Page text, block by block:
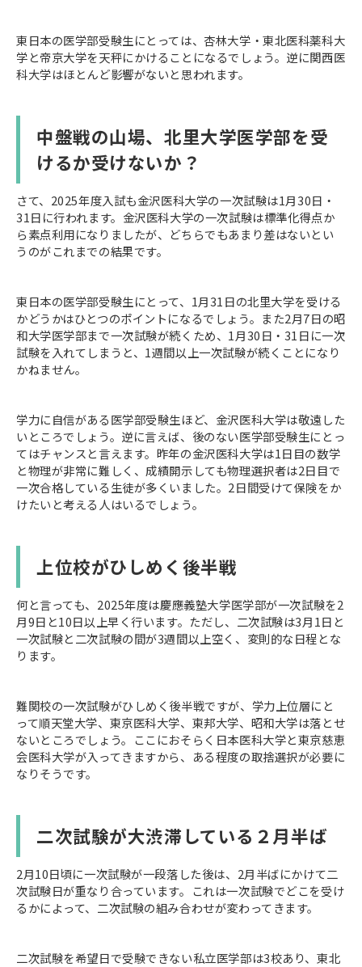
東日本の医学部受験生にとっては、杏林大学・東北医科薬科大
学と帝京大学を天秤にかけることになるでしょう。逆に関西医
科大学はほとんど影響がないと思われます。
中盤戦の山場、北里大学医学部を受
けるか受けないか？
さて、2025年度入試も金沢医科大学の一次試験は1月30日・
31日に行われます。金沢医科大学の一次試験は標準化得点か
ら素点利用になりましたが、どちらでもあまり差はないとい
うのがこれまでの結果です。
東日本の医学部受験生にとって、1月31日の北里大学を受ける
かどうかはひとつのポイントになるでしょう。また2月7日の昭
和大学医学部まで一次試験が続くため、1月30日・31日に一次
試験を入れてしまうと、1週間以上一次試験が続くことになり
かねません。
学力に自信がある医学部受験生ほど、金沢医科大学は敬遠した
いところでしょう。逆に言えば、後のない医学部受験生にとっ
てはチャンスと言えます。昨年の金沢医科大学は1日目の数学
と物理が非常に難しく、成績開示しても物理選択者は2日目で
一次合格している生徒が多くいました。2日間受けて保険をか
けたいと考える人はいるでしょう。
上位校がひしめく後半戦
何と言っても、2025年度は慶應義塾大学医学部が一次試験を2
月9日と10日以上早く行います。ただし、二次試験は3月1日と
一次試験と二次試験の間が3週間以上空く、変則的な日程とな
ります。
難関校の一次試験がひしめく後半戦ですが、学力上位層にと
って順天堂大学、東京医科大学、東邦大学、昭和大学は落とせ
ないところでしょう。ここにおそらく日本医科大学と東京慈恵
会医科大学が入ってきますから、ある程度の取捨選択が必要に
なりそうです。
二次試験が大渋滞している２月半ば
2月10日頃に一次試験が一段落した後は、2月半ばにかけて二
次試験日が重なり合っています。これは一次試験でどこを受け
るかによって、二次試験の組み合わせが変わってきます。
二次試験を希望日で受験できない私立医学部は3校あり、東北